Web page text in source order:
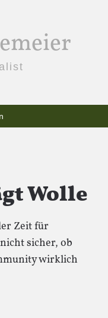
Wolle
Zeit für
sicher, ob
wirklich